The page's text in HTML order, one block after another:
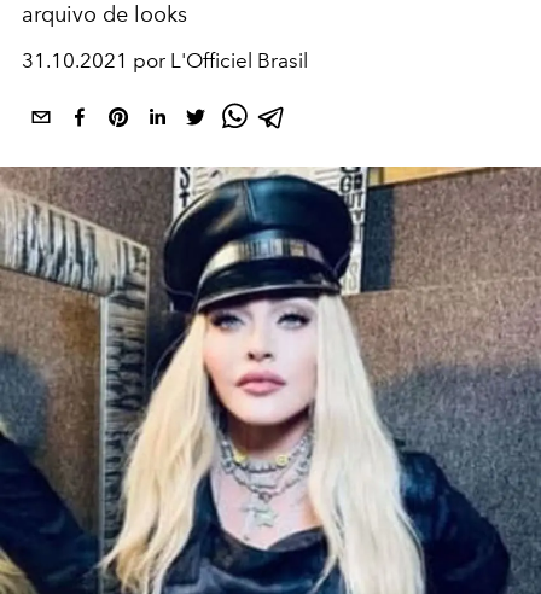
arquivo de looks
31.10.2021 por L'Officiel Brasil